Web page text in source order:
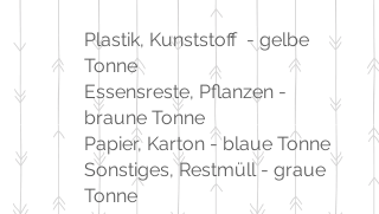
Plastik, Kunststoff - gelbe
Tonne
Essensreste, Pflanzen -
braune Tonne
Papier, Karton - blaue Tonne
Sonstiges, Restmüll - graue
Tonne